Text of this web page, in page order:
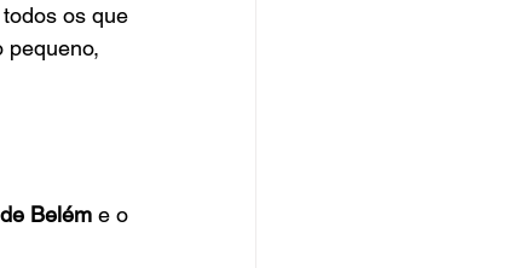
os que
pequeno,
Belém e o